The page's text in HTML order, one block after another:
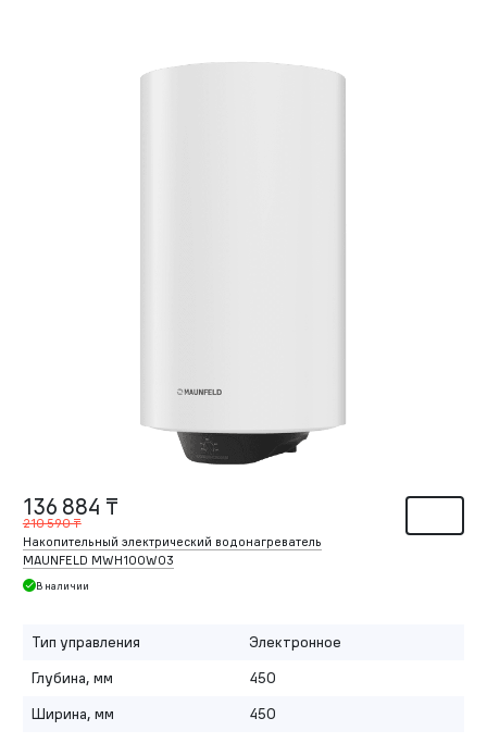
136 884 ₸
210 590 ₸
Накопительный электрический водонагреватель
MAUNFELD MWH100W03
В наличии
Тип управления
Электронное
Глубина, мм
450
Ширина, мм
450